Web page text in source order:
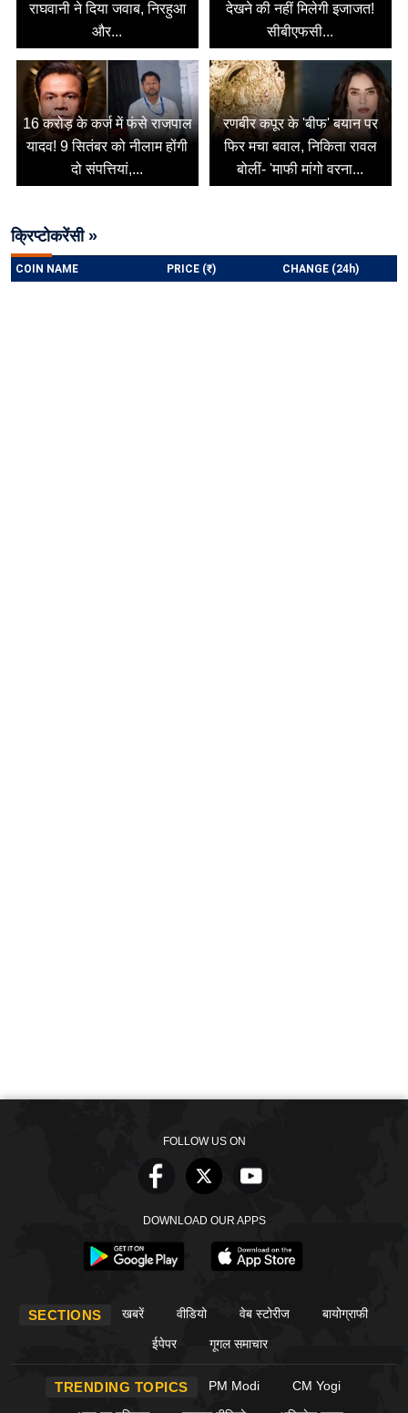
राघवानी ने दिया जवाब, निरहुआ
और...
देखने की नहीं मिलेगी इजाजत!
सीबीएफसी...
16 करोड़ के कर्ज में फंसे राजपाल
यादव! 9 सितंबर को नीलाम होंगी
दो संपत्तियां,...
रणबीर कपूर के 'बीफ' बयान पर
फिर मचा बवाल, निकिता रावल
बोलीं- 'माफी मांगो वरना...
क्रिप्टोकरेंसी »
FOLLOW US ON
DOWNLOAD OUR APPS
SECTIONS खबरें वीडियो वेब स्टोरीज बायोग्राफी
ईपेपर गूगल समाचार
TRENDING TOPICS PM Modi CM Yogi